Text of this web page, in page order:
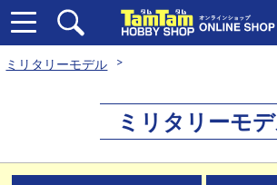
ミリタリーモデル
ミリタリーモ